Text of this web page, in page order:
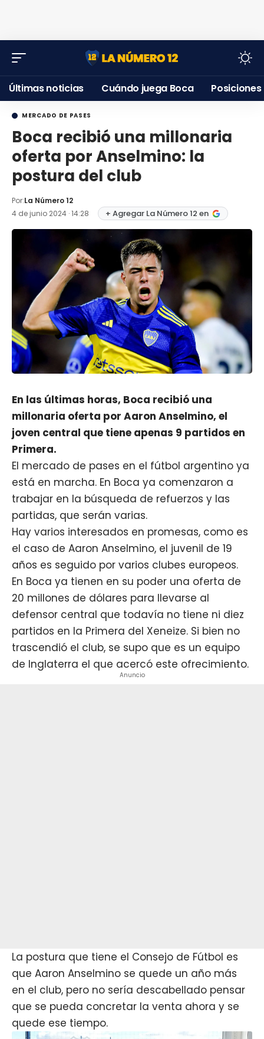
Últimas noticias Cuándo juega Boca Posiciones
MERCADO DE PASES
Boca recibió una millonaria
oferta por Anselmino: la
postura del club
Por:La Número 12
4 de junio 2024 · 14:28
+ Agregar La Número 12 en
En las últimas horas, Boca recibió una
millonaria oferta por Aaron Anselmino, el
joven central que tiene apenas 9 partidos en
Primera.
El mercado de pases en el fútbol argentino ya
está en marcha. En Boca ya comenzaron a
trabajar en la búsqueda de refuerzos y las
partidas, que serán varias.
Hay varios interesados en promesas, como es
el caso de Aaron Anselmino, el juvenil de 19
años es seguido por varios clubes europeos.
En Boca ya tienen en su poder una oferta de
20 millones de dólares para llevarse al
defensor central que todavía no tiene ni diez
partidos en la Primera del Xeneize. Si bien no
trascendió el club, se supo que es un equipo
de Inglaterra el que acercó este ofrecimiento.
Anuncio
La postura que tiene el Consejo de Fútbol es
que Aaron Anselmino se quede un año más
en el club, pero no sería descabellado pensar
que se pueda concretar la venta ahora y se
quede ese tiempo.